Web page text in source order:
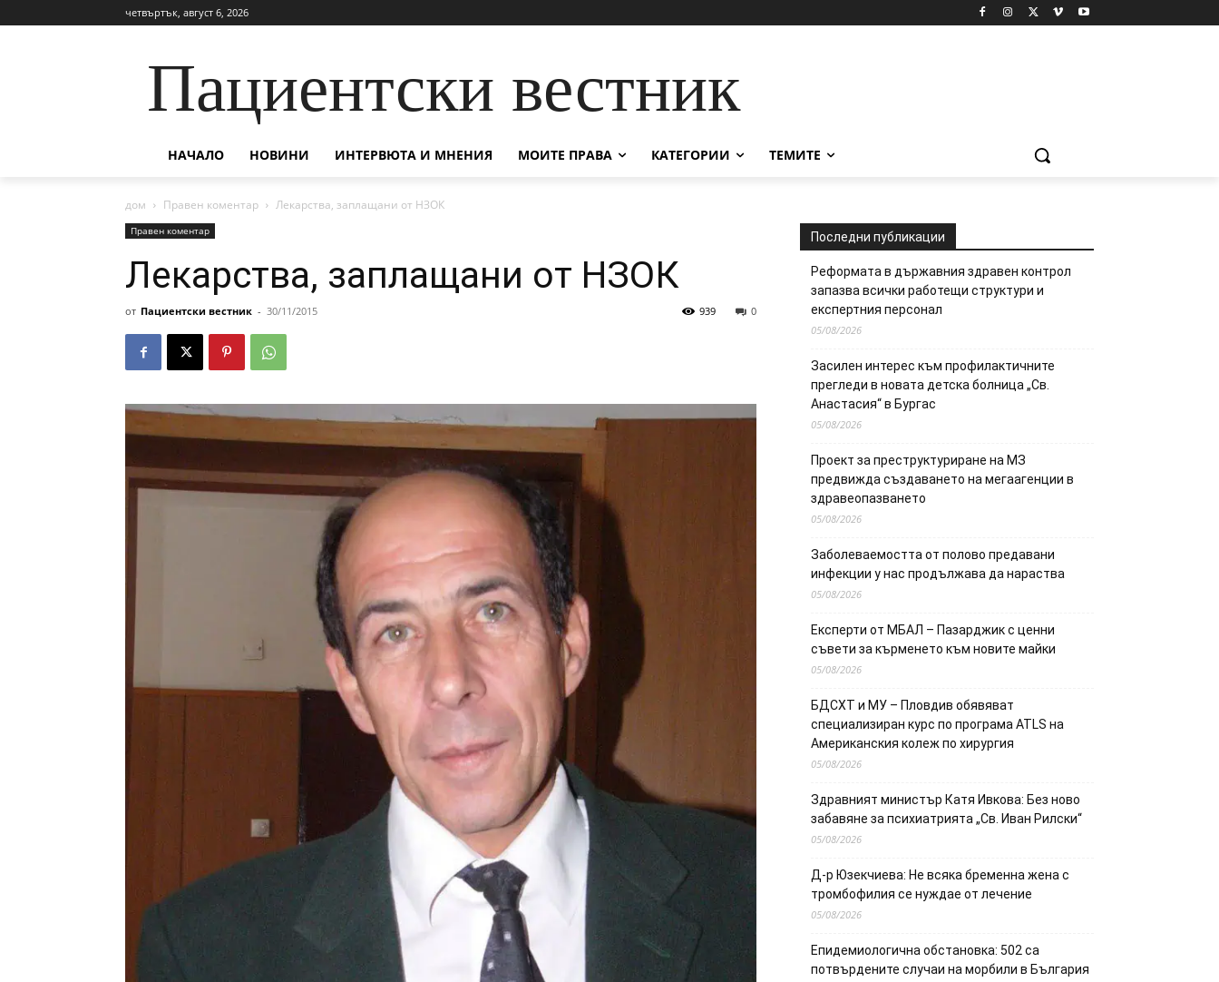
четвъртък, август 6, 2026
Пациентски вестник
НАЧАЛО НОВИНИ ИНТЕРВЮТА И МНЕНИЯ МОИТЕ ПРАВА КАТЕГОРИИ ТЕМИТЕ
дом Правен коментар Лекарства, заплащани от НЗОК
Правен коментар
Лекарства, заплащани от НЗОК
от Пациентски вестник - 30/11/2015 0
939
Последни публикации
Реформата в държавния здравен контрол
запазва всички работещи структури и
експертния персонал
05/08/2026
Засилен интерес към профилактичните
прегледи в новата детска болница „Св.
Анастасия“ в Бургас
05/08/2026
Проект за преструктуриране на МЗ
предвижда създаването на мегаагенции в
здравеопазването
05/08/2026
Заболеваемостта от полово предавани
инфекции у нас продължава да нараства
05/08/2026
Експерти от МБАЛ – Пазарджик с ценни
съвети за кърменето към новите майки
05/08/2026
БДСХТ и МУ – Пловдив обявяват
специализиран курс по програма ATLS на
Американския колеж по хирургия
05/08/2026
Здравният министър Катя Ивкова: Без ново
забавяне за психиатрията „Св. Иван Рилски“
05/08/2026
Д-р Юзекчиева: Не всяка бременна жена с
тромбофилия се нуждае от лечение
05/08/2026
Епидемиологична обстановка: 502 са
потвърдените случаи на морбили в България